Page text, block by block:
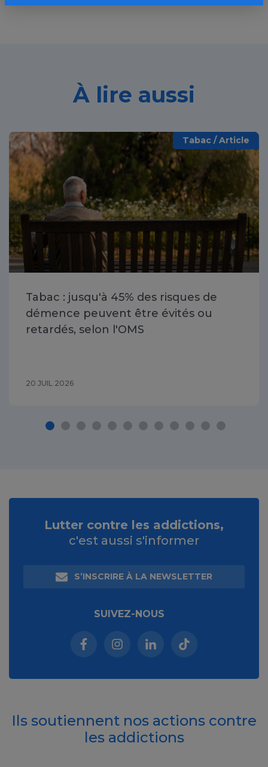
À lire aussi
Tabac / Article
Tabac : jusqu'à 45% des risques de
démence peuvent être évités ou
retardés, selon l'OMS
20 JUIL 2026
Lutter contre les addictions,
c'est aussi s'informer
S’INSCRIRE À LA NEWSLETTER
SUIVEZ-NOUS
Facebook (nouvelle fenêtre)
Instagram (nouvelle fenêtre)
Linkedin (nouvelle
Tiktok (nouvelle
Ils soutiennent nos actions contre
les addictions